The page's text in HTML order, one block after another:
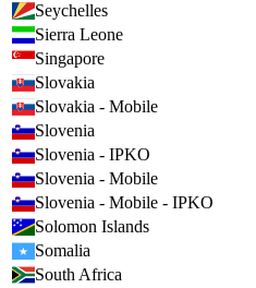
Seychelles
Sierra Leone
Singapore
Slovakia
Slovakia - Mobile
Slovenia
Slovenia - IPKO
Slovenia - Mobile
Slovenia - Mobile - IPKO
Solomon Islands
Somalia
South Africa